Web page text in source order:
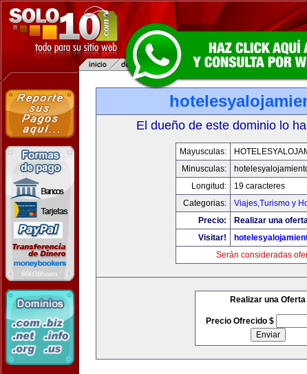
El dueño de este dominio lo
Mayusculas:
Minusculas:
Longitud:
19 caracteres
Categorias:
Viajes,Turismo y
Precio:
Realizar una
Visitar!
Serán consideradas
Realizar una Oferta
Precio Ofrecido $